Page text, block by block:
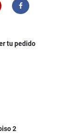
tu pedido
2